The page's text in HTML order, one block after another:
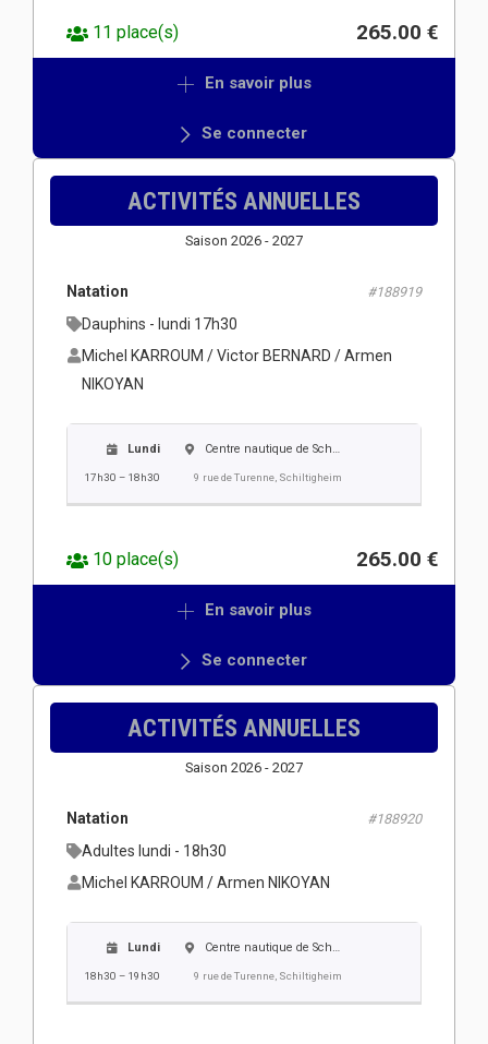
11 place(s) 265.00 €
En savoir plus
Se connecter
ACTIVITÉS ANNUELLES
Saison 2026 - 2027
Natation #188919
Dauphins - lundi 17h30
Michel KARROUM / Victor BERNARD / Armen
NIKOYAN
Lundi
17h30 – 18h30
Centre nautique de Schiltigheim
9 rue de Turenne, Schiltigheim
10 place(s) 265.00 €
En savoir plus
Se connecter
ACTIVITÉS ANNUELLES
Saison 2026 - 2027
Natation #188920
Adultes lundi - 18h30
Michel KARROUM / Armen NIKOYAN
Lundi
18h30 – 19h30
Centre nautique de Schiltigheim
9 rue de Turenne, Schiltigheim